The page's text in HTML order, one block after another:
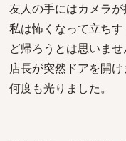
友人の手にはカメラが
私は怖くなって立ち
ど帰ろうとは思いませ
店長が突然ドアを開
何度も光りました。